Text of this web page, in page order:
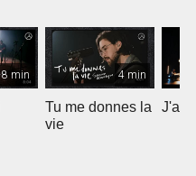
8 min 4 min
Tu me donnes la
vie
J'ai